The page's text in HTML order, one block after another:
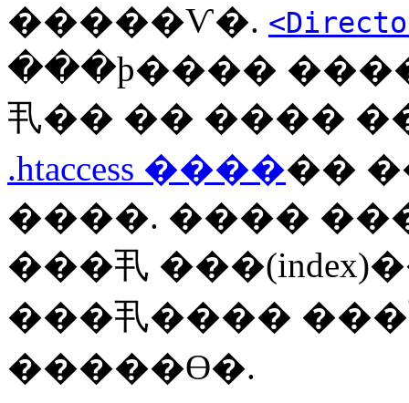
�����Ѵ�.
���þ����
丮�� �� ����
.htaccess ���������
����. ����
���丮
���丮���� ���
�����ϴ�.